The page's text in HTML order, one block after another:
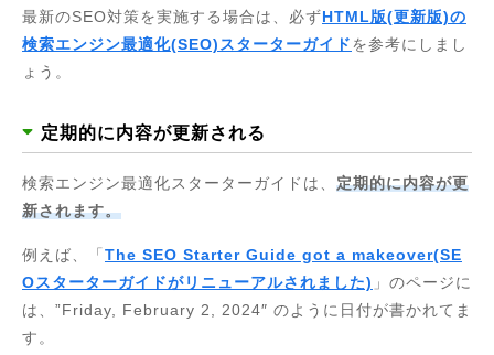
最新のSEO対策を実施する場合は、必ずHTML版(更新版)の
検索エンジン最適化(SEO)スターターガイドを参考にしまし
ょう。
定期的に内容が更新される
検索エンジン最適化スターターガイドは、 定期的に内容が更
新されます。
例えば、「 The SEO Starter Guide got a makeover(SE
Oスターターガイドがリニューアルされました) 」のページに
は、”Friday, February 2, 2024″ のように日付が書かれてま
す。